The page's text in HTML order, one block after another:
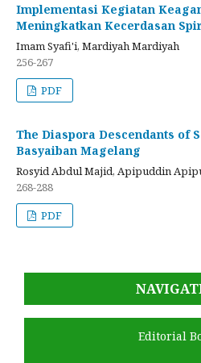
Implementasi Kegiatan
Meningkatkan Kecerdasan
Imam Syafi'i, Mardiyah Mardiyah
256-267
PDF
The Diaspora Descendants of
Basyaiban Magelang
Rosyid Abdul Majid, Apipuddin
268-288
PDF
Editorial